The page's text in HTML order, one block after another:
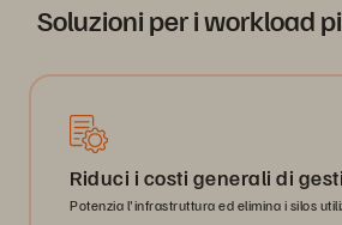
Soluzioni per i workload
Riduci i costi generali di
Potenzia l'infrastruttura ed elimina i silos